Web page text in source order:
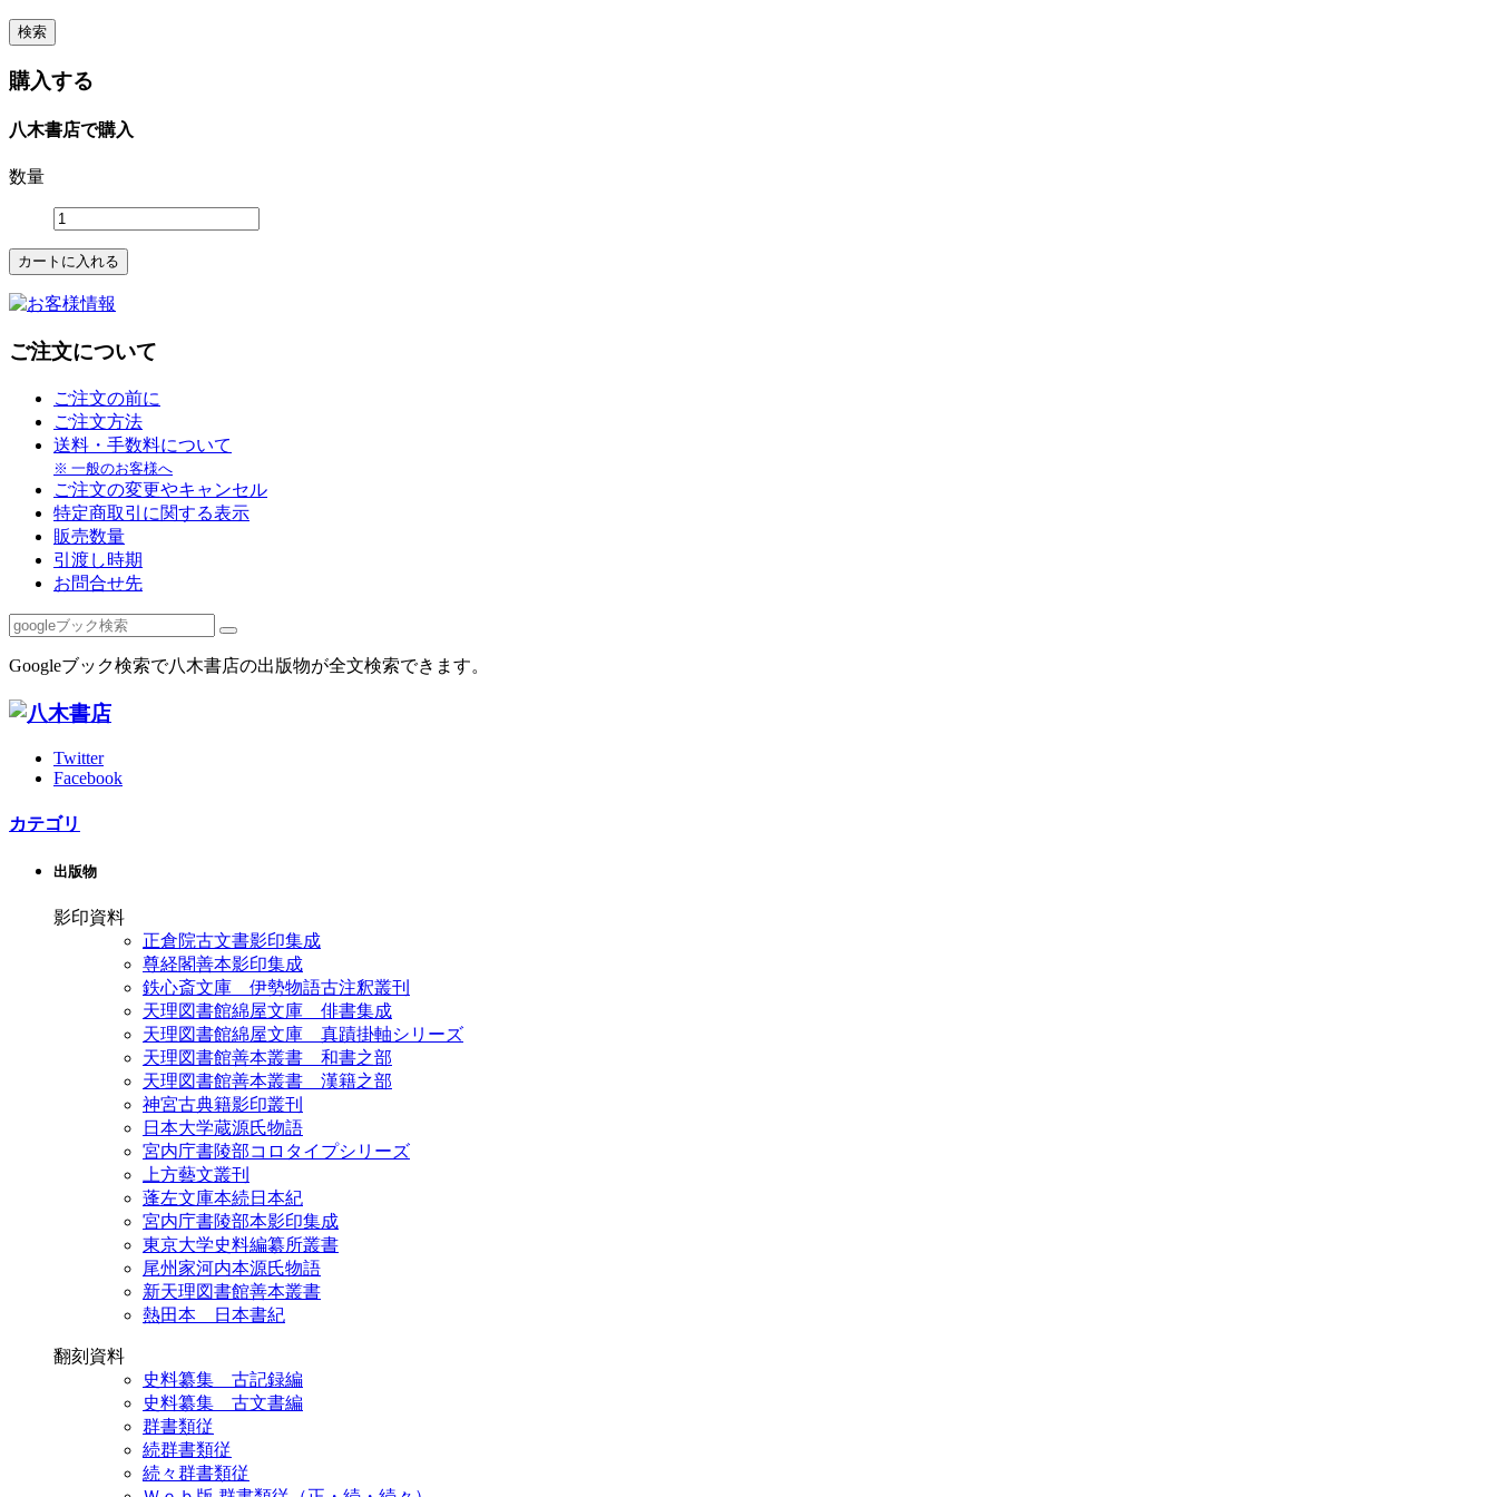
購入する
八木書店で購入
数量
ご注文について
ご注文の前に
ご注文方法
送料・手数料について
※ 一般のお客様へ
ご注文の変更やキャンセル
特定商取引に関する表示
販売数量
引渡し時期
お問合せ先
Googleブック検索で八木書店の出版物が全文検索できます。
Twitter
Facebook
カテゴリ
出版物
影印資料
正倉院古文書影印集成
尊経閣善本影印集成
鉄心斎文庫 伊勢物語古注釈叢刊
天理図書館綿屋文庫 俳書集成
天理図書館綿屋文庫 真蹟掛軸シリーズ
天理図書館善本叢書 和書之部
天理図書館善本叢書 漢籍之部
神宮古典籍影印叢刊
日本大学蔵源氏物語
宮内庁書陵部コロタイプシリーズ
上方藝文叢刊
蓬左文庫本続日本紀
宮内庁書陵部本影印集成
東京大学史料編纂所叢書
尾州家河内本源氏物語
新天理図書館善本叢書
熱田本 日本書紀
翻刻資料
史料纂集 古記録編
史料纂集 古文書編
群書類従
続群書類従
続々群書類従